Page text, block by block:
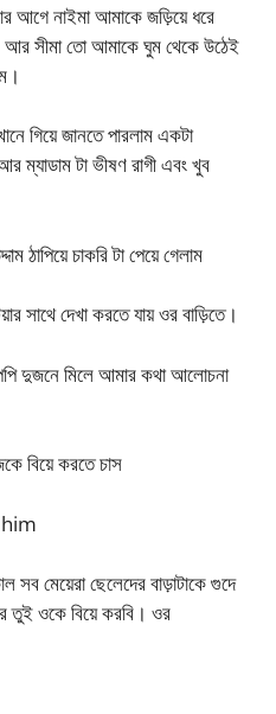
আগে নাইমা আমাকে জড়িয়ে ধরে
সীমা তো আমাকে ঘুম থেকে উঠেই
গিয়ে জানতে পারলাম একটা
ম্যাডাম টা ভীষণ রাগী এবং খুব
ঠাপিয়ে চাকরি টা পেয়ে গেলাম
সাথে দেখা করতে যায় ওর বাড়িতে।
দুজনে মিলে আমার কথা আলোচনা
বিয়ে করতে চাস
him
মেয়েরা ছেলেদের বাড়াটাকে গুদে
তুই ওকে বিয়ে করবি। ওর